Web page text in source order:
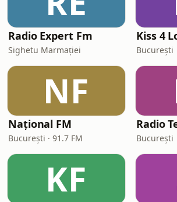
Radio Expert Fm
Sighetu Marmației
Kiss 4
București
NF
Național FM
București · 91.7 FM
Radio
București
KF